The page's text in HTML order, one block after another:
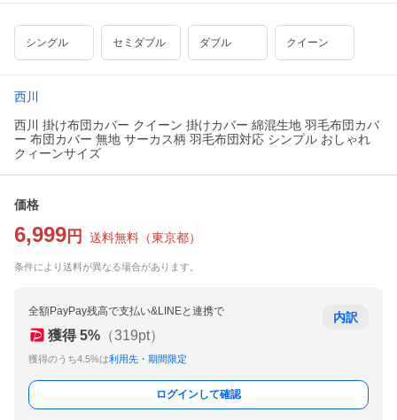
シングル セミダブル ダブル クイーン
西川
西川 掛け布団カバー クイーン 掛けカバー 綿混生地 羽毛布団カバ
ー 布団カバー 無地 サーカス柄 羽毛布団対応 シンプル おしゃれ
クィーンサイズ
価格
6,999 円 送料無料 （東京都）
条件により送料が異なる場合があります。
全額PayPay残高で支払い&LINEと連携で
獲得 5% （319pt）
獲得のうち4.5%は利用先・期間限定
内訳
ログインして確認